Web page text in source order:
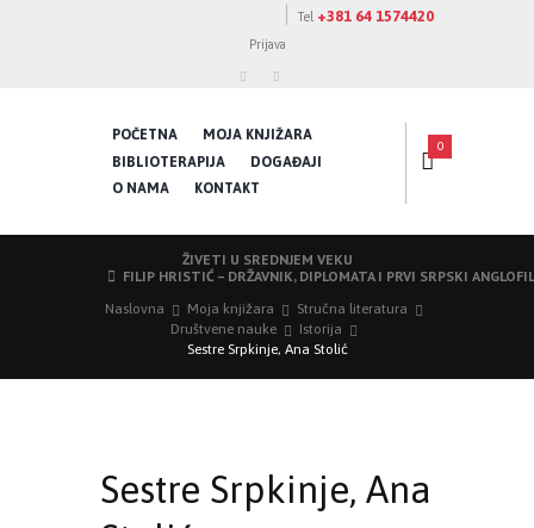
Tel +381 64 1574420
Prijava
POČETNA
MOJA KNJIŽARA
BIBLIOTERAPIJA
DOGAĐAJI
O NAMA
KONTAKT
0
ŽIVETI U SREDNJEM VEKU
FILIP HRISTIĆ – DRŽAVNIK, DIPLOMATA I PRVI SRPSKI
Naslovna Moja knjižara
Stručna literatura
Društvene nauke
Istorija
Sestre Srpkinje, Ana Stolić
Sestre Srpkinje, Ana